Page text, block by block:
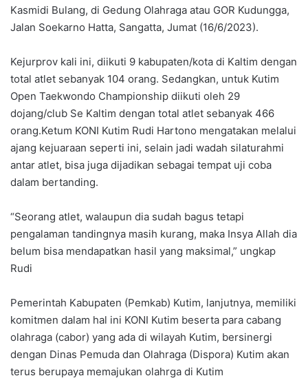
Kasmidi Bulang, di Gedung Olahraga atau GOR Kudungga,
Jalan Soekarno Hatta, Sangatta, Jumat (16/6/2023).
Kejurprov kali ini, diikuti 9 kabupaten/kota di Kaltim dengan
total atlet sebanyak 104 orang. Sedangkan, untuk Kutim
Open Taekwondo Championship diikuti oleh 29
dojang/club Se Kaltim dengan total atlet sebanyak 466
orang.Ketum KONI Kutim Rudi Hartono mengatakan melalui
ajang kejuaraan seperti ini, selain jadi wadah silaturahmi
antar atlet, bisa juga dijadikan sebagai tempat uji coba
dalam bertanding.
“Seorang atlet, walaupun dia sudah bagus tetapi
pengalaman tandingnya masih kurang, maka Insya Allah dia
belum bisa mendapatkan hasil yang maksimal,” ungkap
Rudi
Pemerintah Kabupaten (Pemkab) Kutim, lanjutnya, memiliki
komitmen dalam hal ini KONI Kutim beserta para cabang
olahraga (cabor) yang ada di wilayah Kutim, bersinergi
dengan Dinas Pemuda dan Olahraga (Dispora) Kutim akan
terus berupaya memajukan olahrga di Kutim